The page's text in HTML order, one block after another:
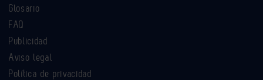
Glosario
FAQ
Publicidad
Aviso legal
Política de privacidad